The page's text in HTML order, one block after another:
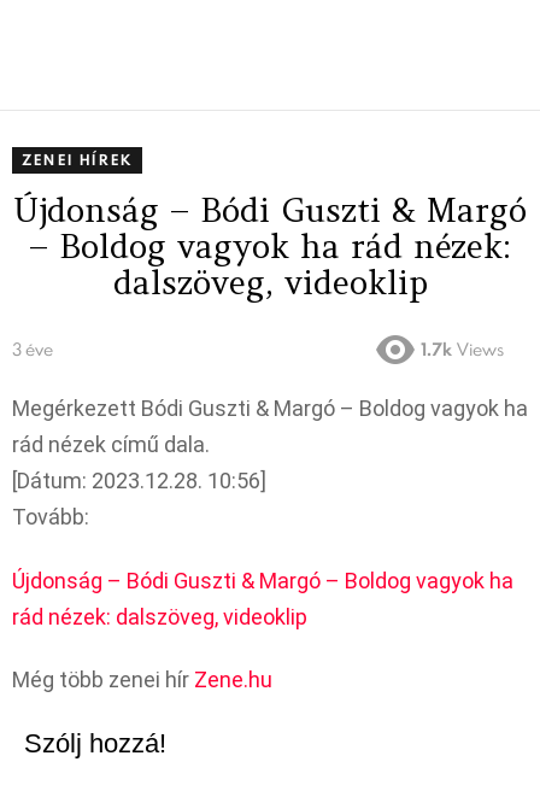
ZENEI HÍREK
Újdonság – Bódi Guszti & Margó
– Boldog vagyok ha rád nézek:
dalszöveg, videoklip
3 éve 1.7k Views
Megérkezett Bódi Guszti & Margó – Boldog vagyok ha
rád nézek című dala.
[Dátum: 2023.12.28. 10:56]
Tovább:
Újdonság – Bódi Guszti & Margó – Boldog vagyok ha
rád nézek: dalszöveg, videoklip
Még több zenei hír Zene.hu
Szólj hozzá!